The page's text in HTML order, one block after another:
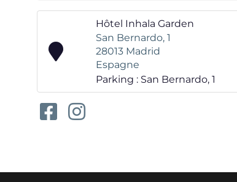
Hôtel Inhala Garden
San Bernardo, 1
28013 Madrid
Espagne
Parking : San Bernardo, 1